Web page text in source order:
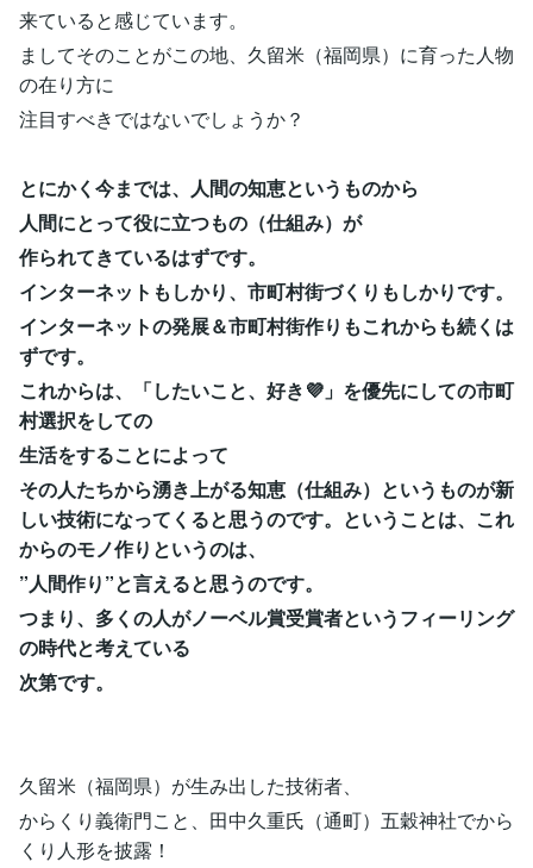
来ていると感じています。
ましてそのことがこの地、久留米（福岡県）に育った人物
の在り方に
注目すべきではないでしょうか？
とにかく今までは、人間の知恵というものから
人間にとって役に立つもの（仕組み）が
作られてきているはずです。
インターネットもしかり、市町村街づくりもしかりです。
インターネットの発展＆市町村街作りもこれからも続くは
ずです。
これからは、「したいこと、好き💜」を優先にしての市町
村選択をしての
生活をすることによって
その人たちから湧き上がる知恵（仕組み）というものが新
しい技術になってくると思うのです。ということは、これ
からのモノ作りというのは、
”人間作り”と言えると思うのです。
つまり、多くの人がノーベル賞受賞者というフィーリング
の時代と考えている
次第です。
久留米（福岡県）が生み出した技術者、
からくり義衛門こと、田中久重氏（通町）五穀神社でから
くり人形を披露！